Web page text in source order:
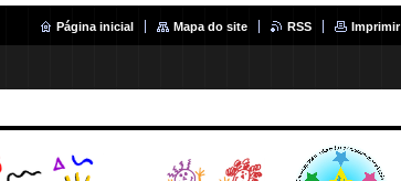
Página inicial Mapa do site RSS Imprimir